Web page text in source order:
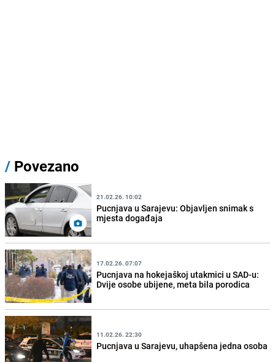
/ Povezano
21.02.26. 10:02
Pucnjava u Sarajevu: Objavljen snimak s
mjesta događaja
17.02.26. 07:07
Pucnjava na hokejaškoj utakmici u SAD-u:
Dvije osobe ubijene, meta bila porodica
11.02.26. 22:30
Pucnjava u Sarajevu, uhapšena jedna osoba